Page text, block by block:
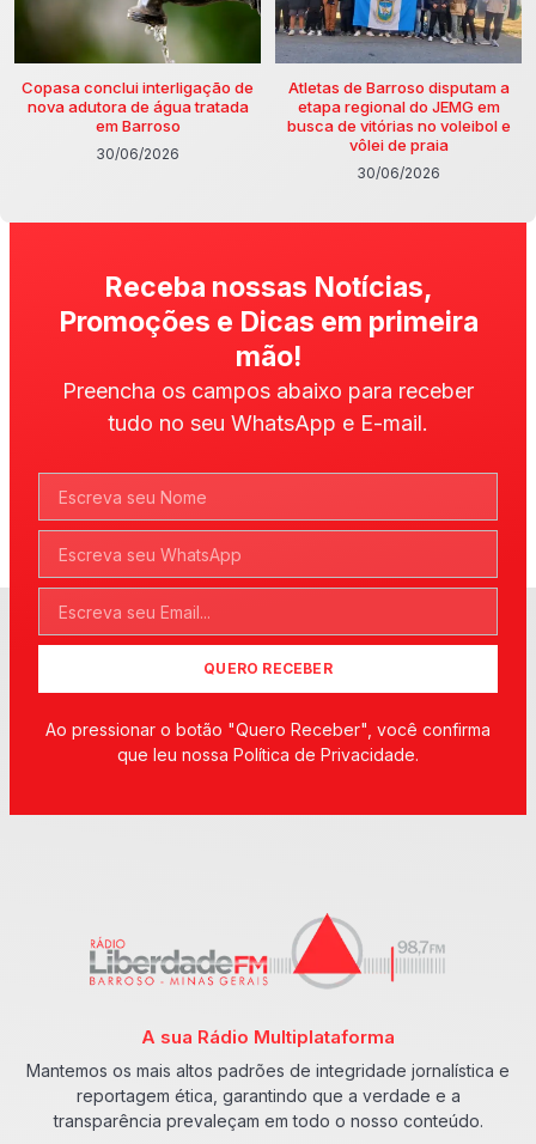
Copasa conclui interligação de
nova adutora de água tratada
em Barroso
30/06/2026
Atletas de Barroso disputam a
etapa regional do JEMG em
busca de vitórias no voleibol e
vôlei de praia
30/06/2026
Receba nossas Notícias,
Promoções e Dicas em primeira
mão!
Preencha os campos abaixo para receber
tudo no seu WhatsApp e E-mail.
QUERO RECEBER
Ao pressionar o botão "Quero Receber", você confirma
que leu nossa Política de Privacidade.
A sua Rádio Multiplataforma
Mantemos os mais altos padrões de integridade jornalística e
reportagem ética, garantindo que a verdade e a
transparência prevaleçam em todo o nosso conteúdo.